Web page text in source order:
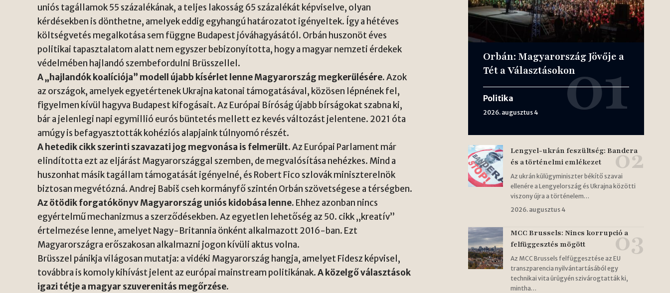
uniós tagállamok 55 százalékának, a teljes lakosság 65 százalékát képviselve, olyan
kérdésekben is dönthetne, amelyek eddig egyhangú határozatot igényeltek. Így a hétéves
költségvetés megalkotása sem függne Budapest jóváhagyásától. Orbán huszonöt éves
politikai tapasztalatom alatt nem egyszer bebizonyította, hogy a magyar nemzeti érdekek
védelmében hajlandó szembefordulni Brüsszellel.
A „hajlandók koalíciója” modell újabb kísérlet lenne Magyarország megkerülésére.Azok
az országok, amelyek egyetértenek Ukrajna katonai támogatásával, közösen lépnének fel,
figyelmen kívül hagyva Budapest kifogásait. Az Európai Bíróság újabb bírságokat szabna ki,
bár a jelenlegi napi egymillió eurós büntetés mellett ez kevés változást jelentene. 2021 óta
amúgy is befagyasztották kohéziós alapjaink túlnyomó részét.
A hetedik cikk szerinti szavazati jog megvonása is felmerült.Az Európai Parlament már
elindította ezt az eljárást Magyarországgal szemben, de megvalósítása nehézkes. Mind a
huszonhat másik tagállam támogatását igényelné, és Robert Fico szlovák miniszterelnök
biztosan megvétózná. Andrej Babiš cseh kormányfő szintén Orbán szövetségese a térségben.
Az ötödik forgatókönyv Magyarország uniós kidobása lenne. Ehhez azonban nincs
egyértelmű mechanizmus a szerződésekben. Az egyetlen lehetőség az 50. cikk „kreatív”
értelmezése lenne, amelyet Nagy-Britannia önként alkalmazott 2016-ban. Ezt
Magyarországra erőszakosan alkalmazni jogon kívüli aktus volna.
Brüsszel pánikja világosan mutatja: a vidéki Magyarország hangja, amelyet Fidesz képvisel,
továbbra is komoly kihívást jelent az európai mainstream politikának.A közelgő választások
igazi tétje a magyar szuverenitás megőrzése.
Orbán: Magyarország Jövője a
Tét a Választásokon
Politika
2026. augusztus 4
Lengyel-ukrán feszültség: Bandera
és a történelmi emlékezet
Az ukrán külügyminiszter békítő szavai
ellenére a Lengyelország és Ukrajna közötti
viszony újra a történelem…
2026. augusztus 4
MCC Brussels: Nincs korrupció a
felfüggesztés mögött
Az MCC Brussels felfüggesztése az EU
transzparencia nyilvántartásából egy
technikai vita ürügyén szivárogtatták ki,
mintha…